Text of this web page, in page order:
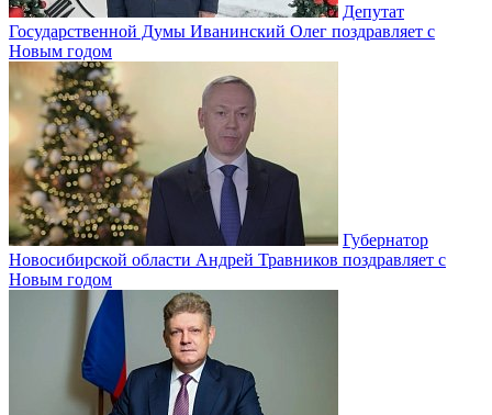
Депутат
Государственной Думы Иванинский Олег поздравляет с
Новым годом
Губернатор
Новосибирской области Андрей Травников поздравляет с
Новым годом